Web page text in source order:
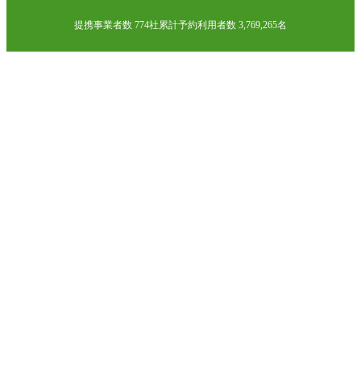
提携事業者数 774社累計予約利用者数 3,769,265名